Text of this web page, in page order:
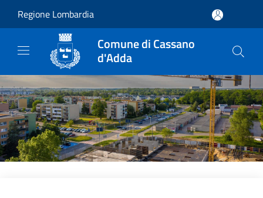
Regione Lombardia
Comune di Cassano
d'Adda